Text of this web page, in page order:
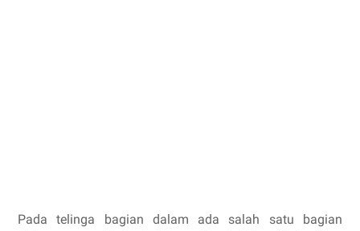
Pada telinga bagian dalam ada salah satu bagian